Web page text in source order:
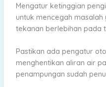
Mengatur ketinggian
untuk mencegah
tekanan berlebihan pada
Pastikan ada pengatur
menghentikan aliran air
penampungan sudah